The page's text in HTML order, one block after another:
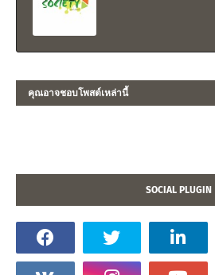
คุณอาจชอบโพสต์เหล่านี้
SOCIAL PLUGIN